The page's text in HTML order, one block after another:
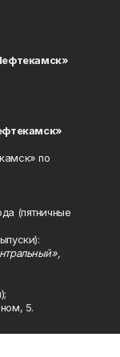
по
(пятничные
5.